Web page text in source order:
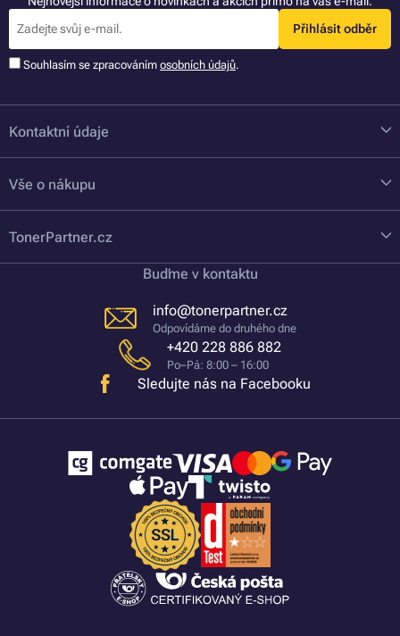
Přihlásit odběr
Souhlasím se zpracováním osobních údajů.
Kontaktní údaje
Vše o nákupu
TonerPartner.cz
Buďme v kontaktu
info@tonerpartner.cz
Odpovídáme do druhého dne
+420 228 886 882
Po–Pá: 8:00 – 16:00
Sledujte nás na Facebooku